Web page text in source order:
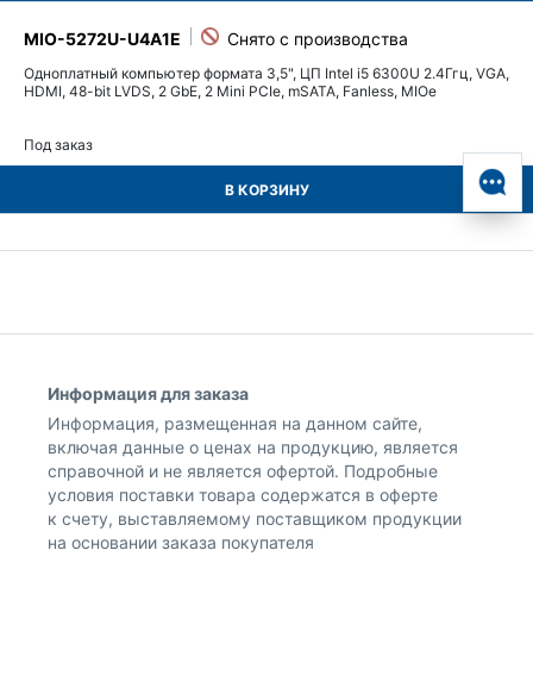
MIO-5272U-U4A1E
Одноплатный компьютер формата 3,5", ЦП Intel i5 6300U 2.4Ггц, VGA,
HDMI, 48-bit LVDS, 2 GbE, 2 Mini PCIe, mSATA, Fanless, MIOe
Под заказ
В КОРЗИНУ
Информация для заказа
Информация, размещенная на данном сайте,
включая данные о ценах на продукцию, является
справочной и не является офертой. Подробные
условия поставки товара содержатся в оферте
к счету, выставляемому поставщиком продукции
на основании заказа покупателя